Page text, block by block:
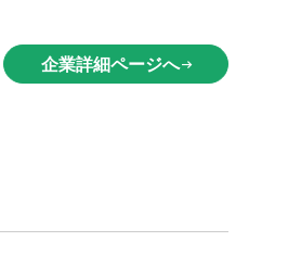
企業詳細ページへarrow_right_alt